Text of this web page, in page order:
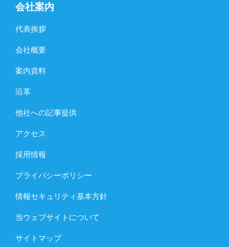
会社案内
代表挨拶
会社概要
案内資料
沿革
他社への記事提供
アクセス
採用情報
プライバシーポリシー
情報セキュリティ基本方針
当ウェブサイトについて
サイトマップ